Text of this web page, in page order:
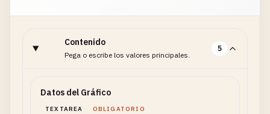
Contenido
Pega o escribe los valores principales.
5
Datos del Gráfico
TEXTAREA OBLIGATORIO